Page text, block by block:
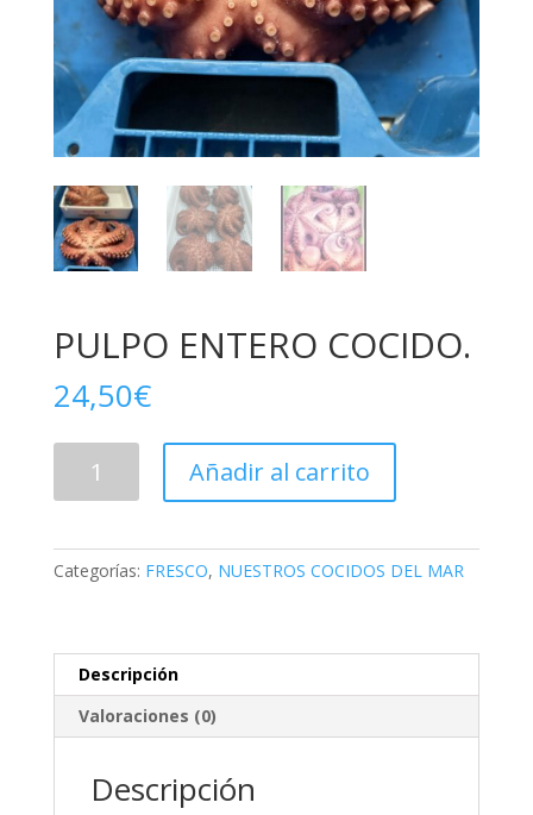
PULPO ENTERO COCIDO.
24,50€
ENTERO
Añadir al carrito
Categorías: FRESCO, NUESTROS COCIDOS DEL MAR
Descripción
Valoraciones (0)
Descripción